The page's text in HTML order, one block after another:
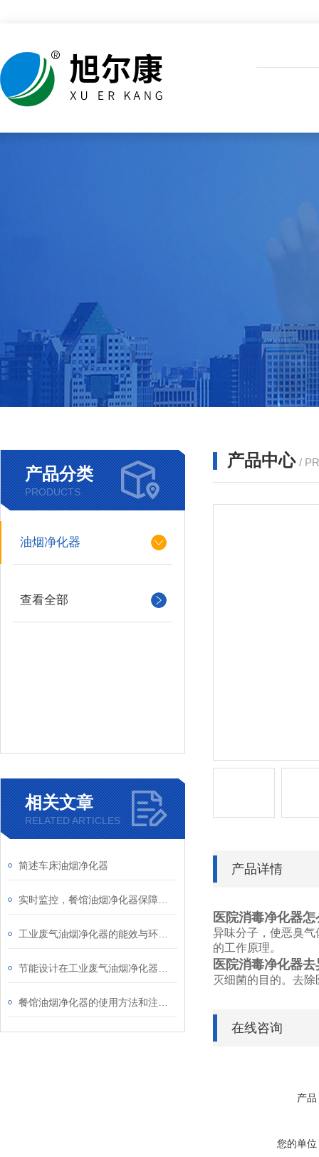
产品分类
PRODUCTS
油烟净化器
查看全部
相关文章
RELATED ARTICLES
简述车床油烟净化器
产品中心 /
产品详情
医院消毒净化器怎
异味分子，使恶臭
的工作原理。
医院消毒净化器去
灭细菌的目的。去
在线咨询
产品
您的单位